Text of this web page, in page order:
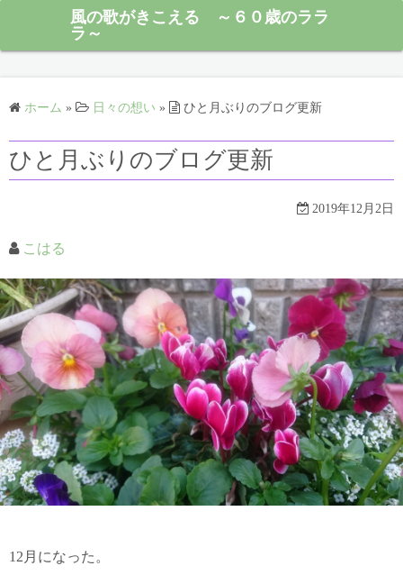
風の歌がきこえる ～６０歳のララ
ラ～
ホーム » 日々の想い » ひと月ぶりのブログ更新
ひと月ぶりのブログ更新
2019年12月2日
こはる
12月になった。